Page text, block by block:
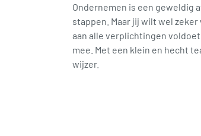
Ondernemen is een geweldig
stappen. Maar jij wilt wel
aan alle verplichtingen
mee. Met een klein en hecht
wijzer.